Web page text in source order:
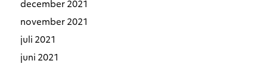
december 2021
november 2021
juli 2021
juni 2021